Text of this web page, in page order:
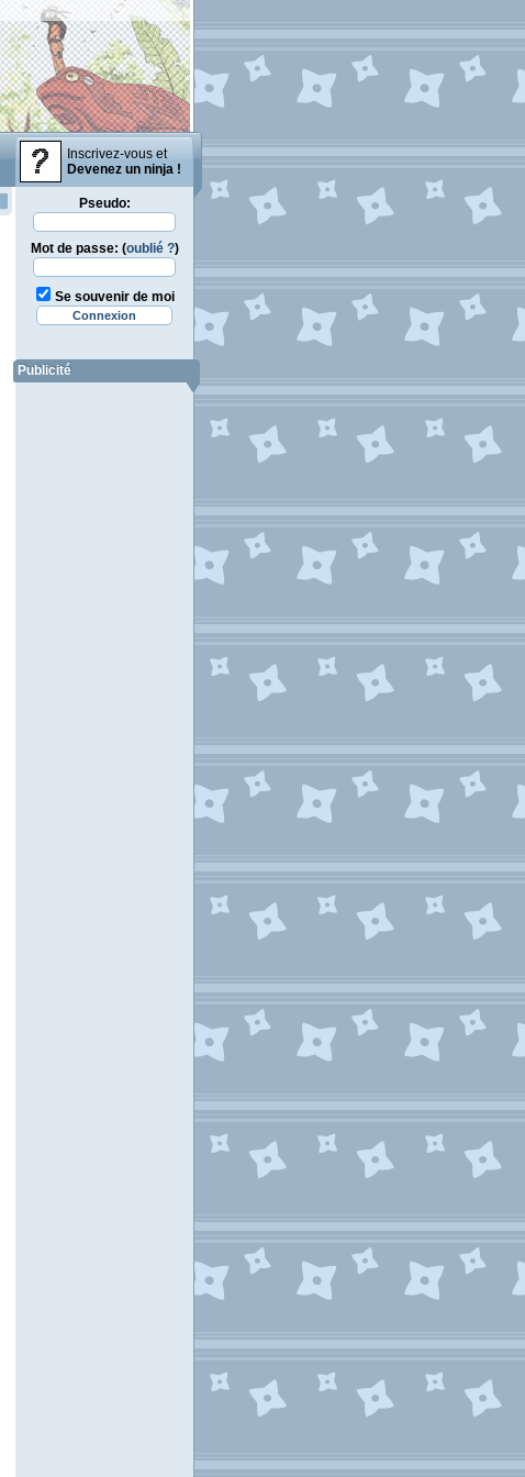
Inscrivez-vous et
Devenez un ninja !
Pseudo:
Mot de passe: (oublié ?)
Se souvenir de moi
Publicité